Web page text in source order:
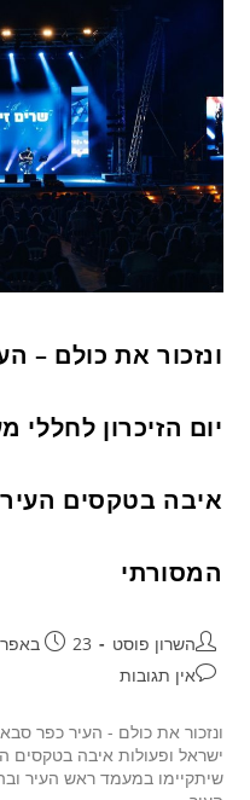
ונזכור את כולם –
יום הזיכרון לחללי
איבה בטקסים
המסורתי
השרון פוסט 23 באפריל 2025
אין תגובות
ונזכור את כולם - העיר כפר
ישראל ופעולות איבה בטקסים
שיתקיימו במעמד ראש העיר